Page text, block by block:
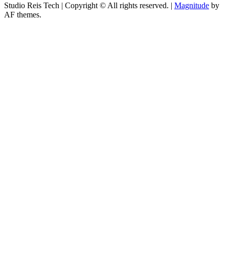
Studio Reis Tech | Copyright © All rights reserved. | Magnitude by
AF themes.